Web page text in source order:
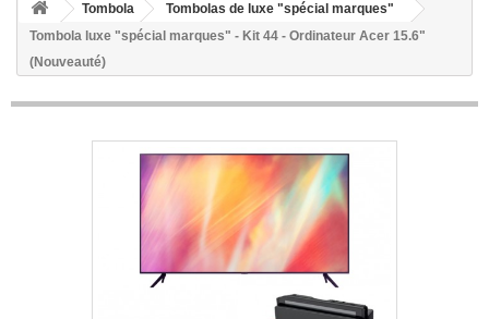
Tombola
Tombolas de luxe "spécial marques"
Tombola luxe "spécial marques" - Kit 44 - Ordinateur Acer 15.6"
(Nouveauté)